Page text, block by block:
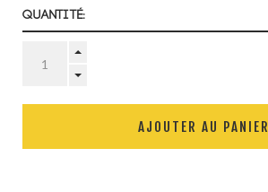
Quantité:
AJOUTER AU PANIER